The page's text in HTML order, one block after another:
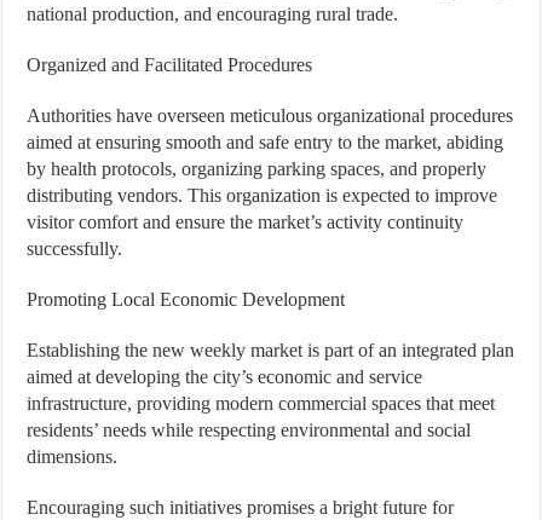
national production, and encouraging rural trade.
Organized and Facilitated Procedures
Authorities have overseen meticulous organizational procedures
aimed at ensuring smooth and safe entry to the market, abiding
by health protocols, organizing parking spaces, and properly
distributing vendors. This organization is expected to improve
visitor comfort and ensure the market’s activity continuity
successfully.
Promoting Local Economic Development
Establishing the new weekly market is part of an integrated plan
aimed at developing the city’s economic and service
infrastructure, providing modern commercial spaces that meet
residents’ needs while respecting environmental and social
dimensions.
Encouraging such initiatives promises a bright future for